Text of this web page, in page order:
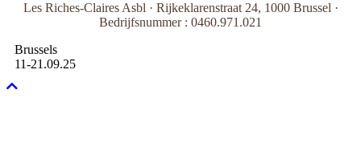
Les Riches-Claires Asbl · Rijkeklarenstraat 24, 1000 Brussel ·
Bedrijfsnummer : 0460.971.021
Brussels
11-21.09.25
Naar